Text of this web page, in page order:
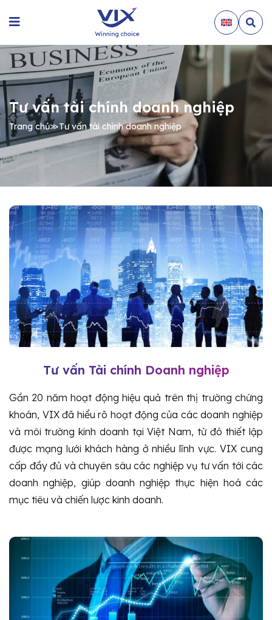
Tư vấn tài chính doanh nghiệp
Trang chủ≫Tư vấn tài chính doanh nghiệp
Tư vấn Tài chính Doanh nghiệp
Gần 20 năm hoạt động hiệu quả trên thị trường chứng
khoán, VIX đã hiểu rõ hoạt động của các doanh nghiệp
và môi trường kinh doanh tại Việt Nam, từ đó thiết lập
được mạng lưới khách hàng ở nhiều lĩnh vực. VIX cung
cấp đầy đủ và chuyên sâu các nghiệp vụ tư vấn tới các
doanh nghiệp, giúp doanh nghiệp thực hiện hoá các
mục tiêu và chiến lược kinh doanh.